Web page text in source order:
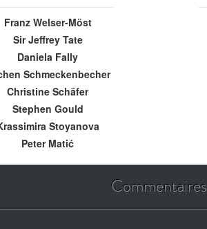
Franz Welser-Möst
Sir Jeffrey Tate
Daniela Fally
Schmeckenbecher
Christine Schäfer
Stephen Gould
Stoyanova
Peter Matić
Commentaires